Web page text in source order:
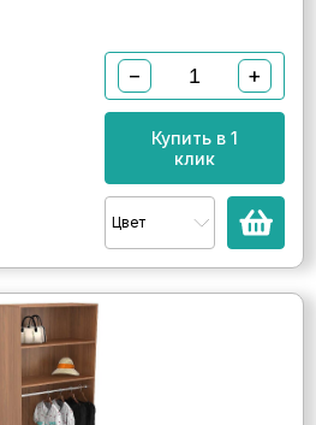
− +
Купить в 1
клик
Цвет